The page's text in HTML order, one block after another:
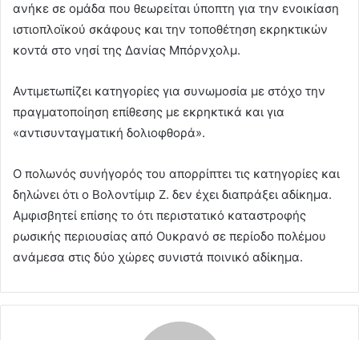
ανήκε σε ομάδα που θεωρείται ύποπτη για την ενοικίαση
ιστιοπλοϊκού σκάφους και την τοποθέτηση εκρηκτικών
κοντά στο νησί της Δανίας Μπόρνχολμ.
Αντιμετωπίζει κατηγορίες για συνωμοσία με στόχο την
πραγματοποίηση επίθεσης με εκρηκτικά και για
«αντισυνταγματική δολιοφθορά».
Ο πολωνός συνήγορός του απορρίπτει τις κατηγορίες και
δηλώνει ότι ο Βολοντίμιρ Ζ. δεν έχει διαπράξει αδίκημα.
Αμφισβητεί επίσης το ότι περιστατικό καταστροφής
ρωσικής περιουσίας από Ουκρανό σε περίοδο πολέμου
ανάμεσα στις δύο χώρες συνιστά ποινικό αδίκημα.